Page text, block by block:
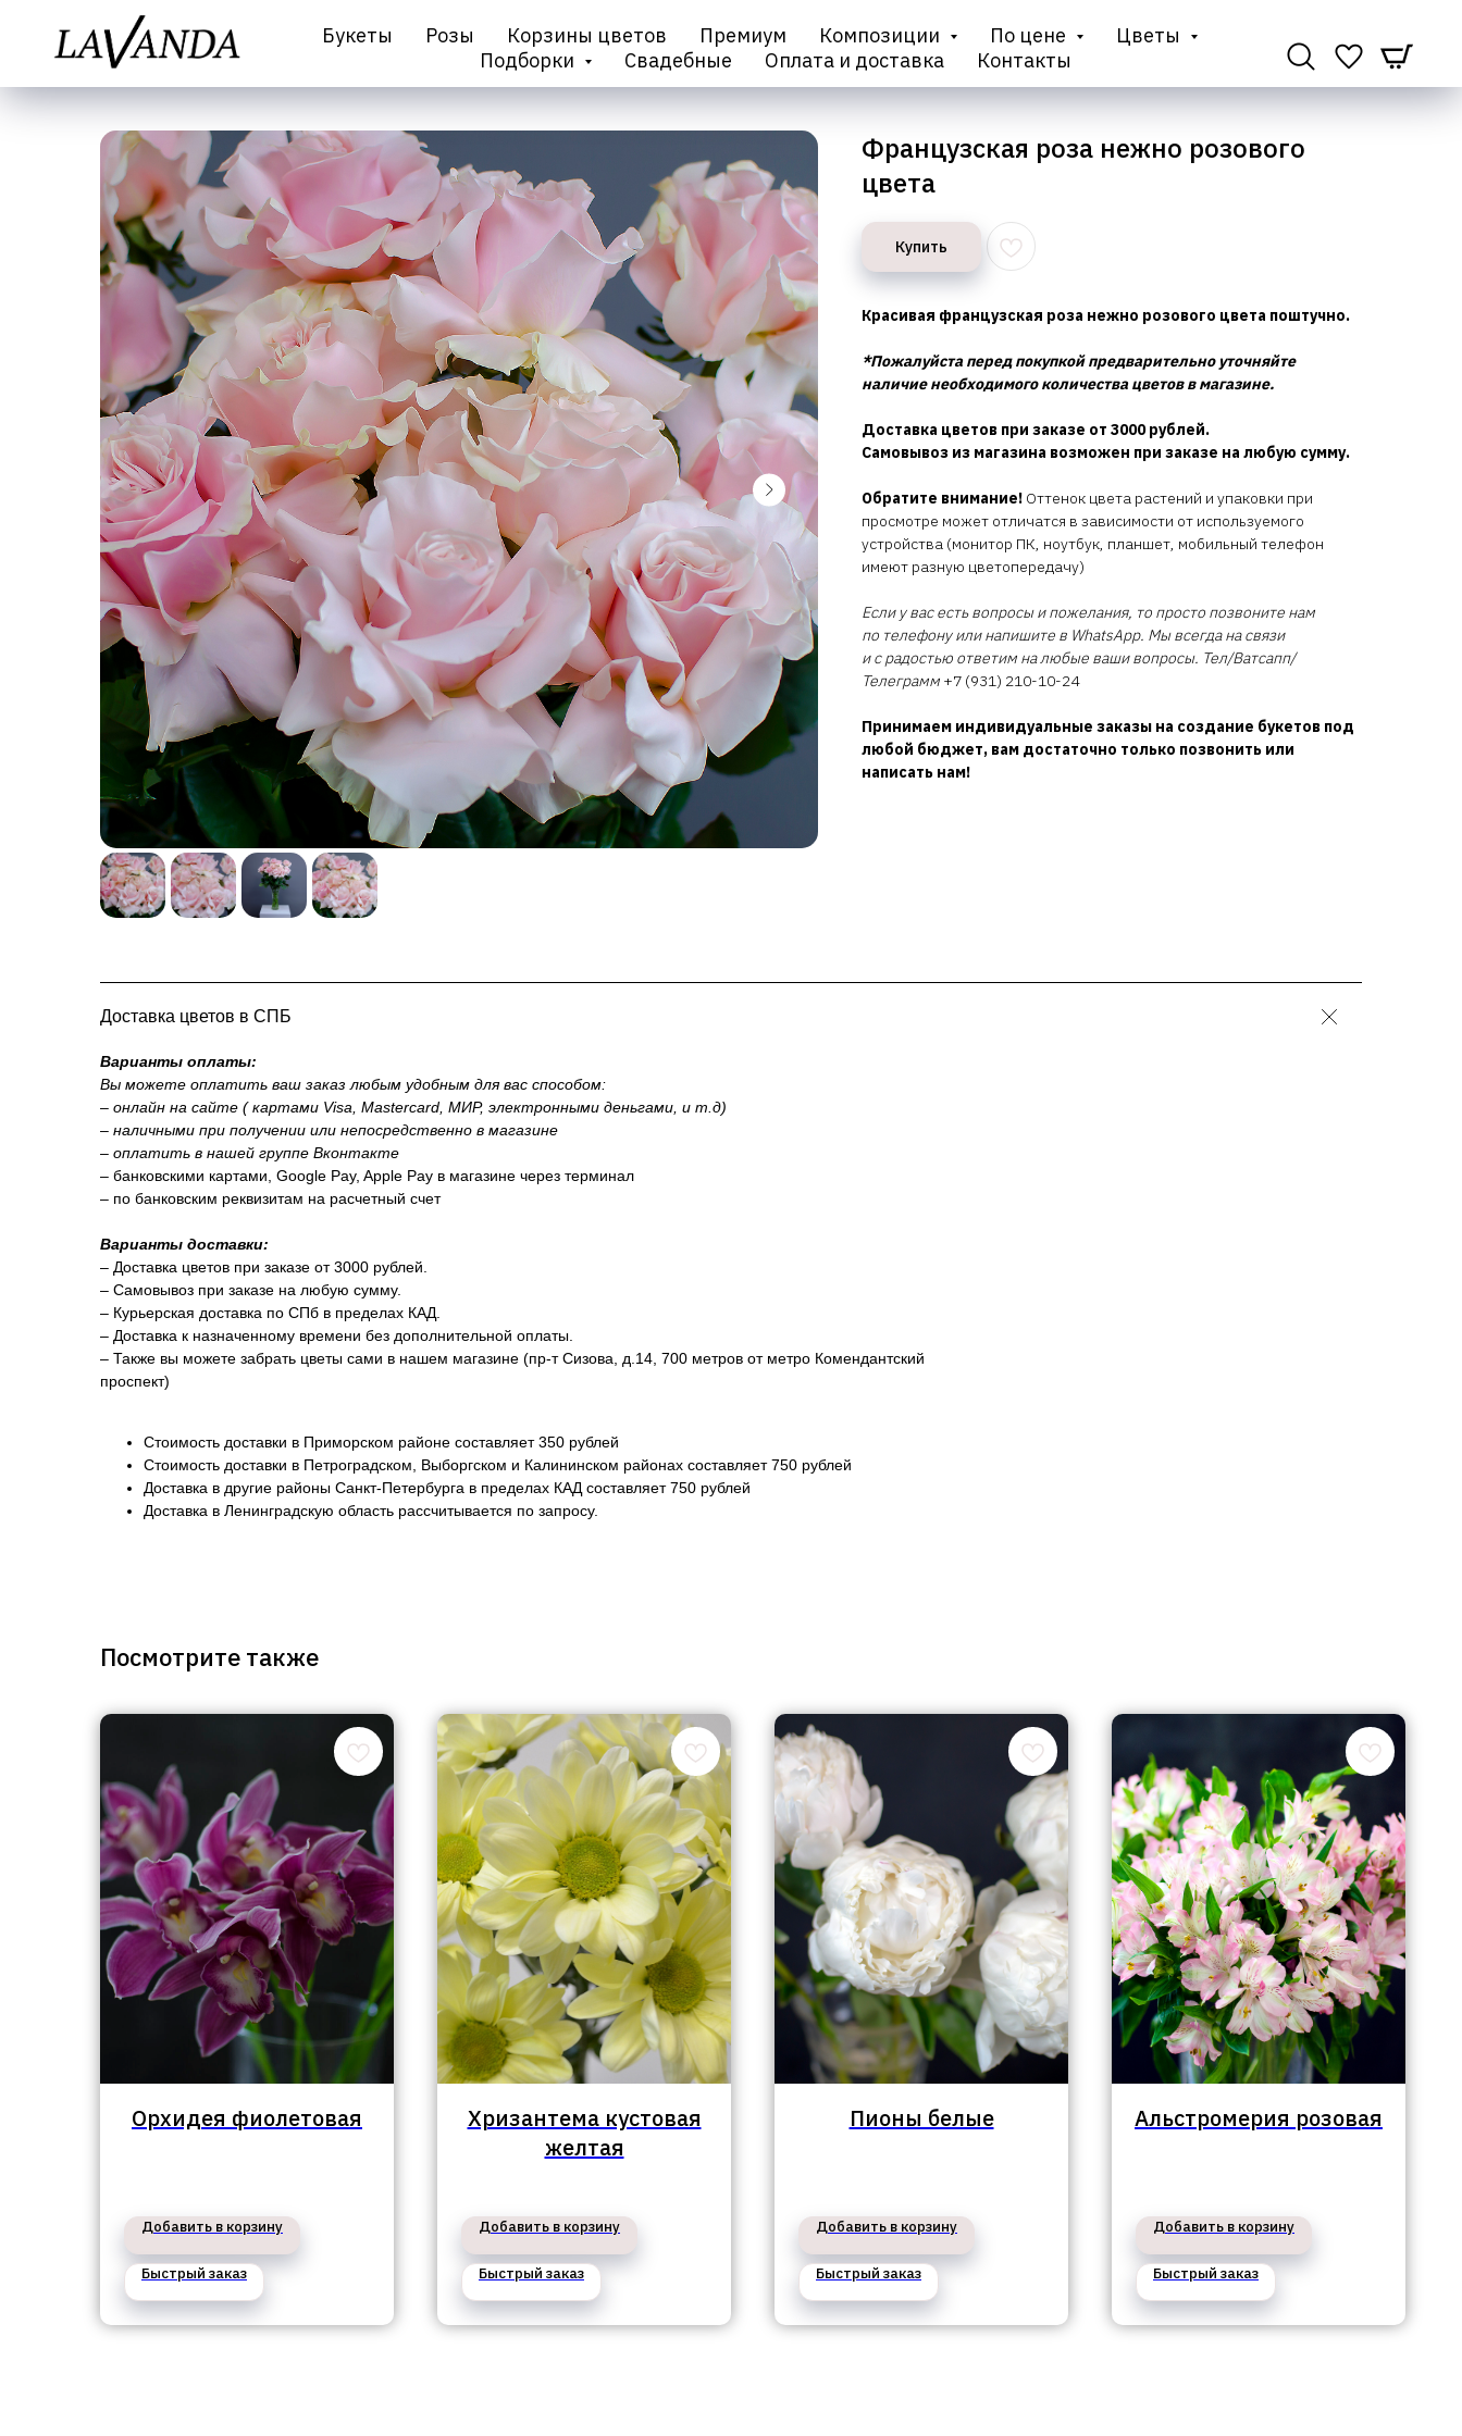
Букеты Розы Корзины цветов Премиум Композиции По цене
Цветы
Подборки
Свадебные Оплата и доставка Контакты
Французская роза нежно розового
цвета
Купить
Красивая французская роза нежно розового цвета поштучно.
*Пожалуйста перед покупкой предварительно уточняйте
наличие необходимого количества цветов в магазине.
Доставка цветов при заказе от 3000 рублей.
Самовывоз из магазина возможен при заказе на любую сумму.
Обратите внимание! Оттенок цвета растений и упаковки при
просмотре может отличатся в зависимости от используемого
устройства (монитор ПК, ноутбук, планшет, мобильный телефон
имеют разную цветопередачу)
Если у вас есть вопросы и пожелания, то просто позвоните нам
по телефону или напишите в WhatsApp. Мы всегда на связи
и с радостью ответим на любые ваши вопросы. Тел/Ватсапп/
Телеграмм +7 (931) 210-10-24
Принимаем индивидуальные заказы на создание букетов под
любой бюджет, вам достаточно только позвонить или
написать нам!
Доставка цветов в СПБ
Варианты оплаты:
Вы можете оплатить ваш заказ любым удобным для вас способом:
– онлайн на сайте ( картами Visa, Mastercard, МИР, электронными деньгами, и т.д)
– наличными при получении или непосредственно в магазине
– оплатить в нашей группе Вконтакте
– банковскими картами, Google Pay, Apple Pay в магазине через терминал
– по банковским реквизитам на расчетный счет
Варианты доставки:
– Доставка цветов при заказе от 3000 рублей.
– Самовывоз при заказе на любую сумму.
– Курьерская доставка по СПб в пределах КАД.
– Доставка к назначенному времени без дополнительной оплаты.
– Также вы можете забрать цветы сами в нашем магазине (пр-т Сизова, д.14, 700 метров от метро Комендантский
проспект)
Стоимость доставки в Приморском районе составляет 350 рублей
Стоимость доставки в Петроградском, Выборгском и Калининском районах составляет 750 рублей
Доставка в другие районы Санкт-Петербурга в пределах КАД составляет 750 рублей
Доставка в Ленинградскую область рассчитывается по запросу.
Посмотрите также
Орхидея фиолетовая
Добавить в корзину
Быстрый заказ
Хризантема кустовая
желтая
Добавить в корзину
Быстрый заказ
Пионы белые
Добавить в корзину
Быстрый заказ
Альстромерия розовая
Добавить в корзину
Быстрый заказ